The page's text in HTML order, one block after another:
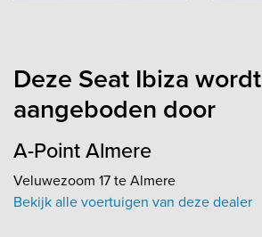
Deze Seat Ibiza wordt
aangeboden door
A-Point Almere
Veluwezoom 17 te Almere
Bekijk alle voertuigen van deze dealer